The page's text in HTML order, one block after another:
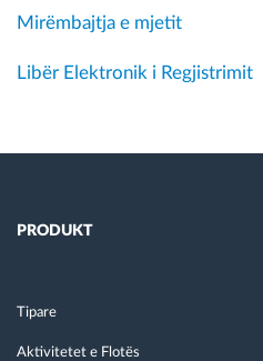
Mirëmbajtja e mjetit
Libër Elektronik i Regjistrimit
PRODUKT
Tipare
Aktivitetet e Flotës